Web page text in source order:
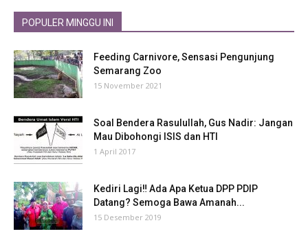
POPULER MINGGU INI
Feeding Carnivore, Sensasi Pengunjung
Semarang Zoo
15 November 2021
Soal Bendera Rasulullah, Gus Nadir: Jangan
Mau Dibohongi ISIS dan HTI
1 April 2017
Kediri Lagi‼ Ada Apa Ketua DPP PDIP
Datang? Semoga Bawa Amanah...
15 Desember 2019